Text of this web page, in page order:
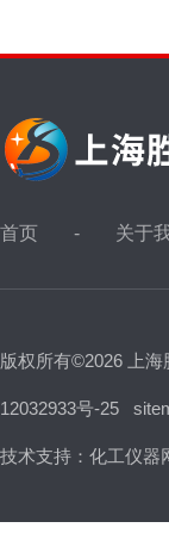
首页 关于
版权所有©2026 上
12032933号-25
技术支持： 化工仪器